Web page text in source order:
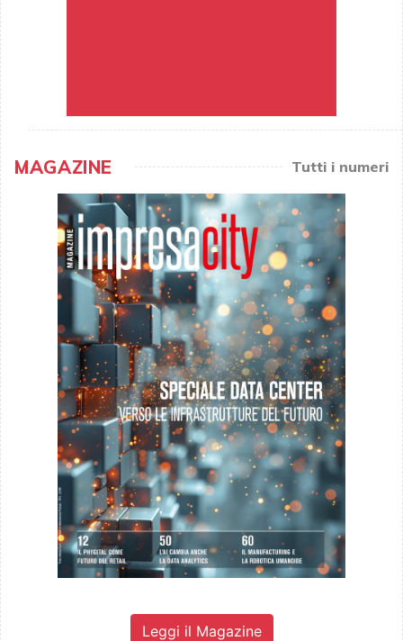
MAGAZINE Tutti i numeri
Leggi il Magazine